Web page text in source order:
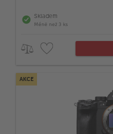
Skladem
Méně než 3 ks
AKCE